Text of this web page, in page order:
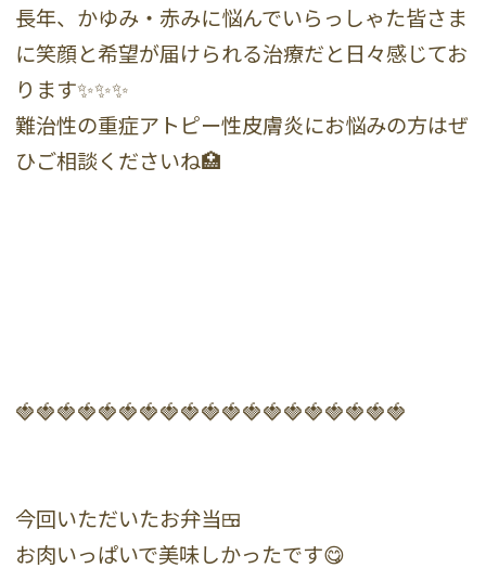
長年、かゆみ・赤みに悩んでいらっしゃた皆さま
に笑顔と希望が届けられる治療だと日々感じてお
ります✨✨✨
難治性の重症アトピー性皮膚炎にお悩みの方はぜ
ひご相談くださいね🏥
🍓🍓🍓🍓🍓🍓🍓🍓🍓🍓🍓🍓🍓🍓🍓🍓🍓🍓🍓
今回いただいたお弁当🍱
お肉いっぱいで美味しかったです😋